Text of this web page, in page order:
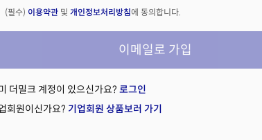
(필수) 이용약관 및 개인정보처리방침에 동의합니다.
이메일로 가입
더밀크 계정이 있으신가요? 로그인
회원이신가요? 기업회원 상품보러 가기